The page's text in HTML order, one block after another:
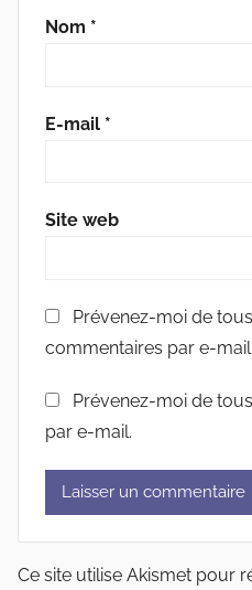
Nom *
E-mail *
Site web
Prévenez-moi de
commentaires par e-mail.
Prévenez-moi de
par e-mail.
Ce site utilise Akismet pour